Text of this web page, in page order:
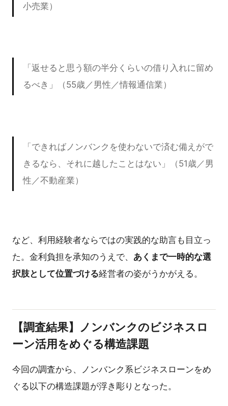
小売業）
「返せると思う額の半分くらいの借り入れに留め
るべき」（55歳／男性／情報通信業）
「できればノンバンクを使わないで済む備えがで
きるなら、それに越したことはない」（51歳／男
性／不動産業）
など、利用経験者ならではの実践的な助言も目立っ
た。金利負担を承知のうえで、 あくまで一時的な選
択肢として位置づける経営者の姿がうかがえる。
【調査結果】ノンバンクのビジネスロ
ーン活用をめぐる構造課題
今回の調査から、ノンバンク系ビジネスローンをめ
ぐる以下の構造課題が浮き彫りとなった。